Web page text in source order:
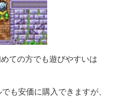
ての方でも遊びやすいは
も安価に購入できますが、